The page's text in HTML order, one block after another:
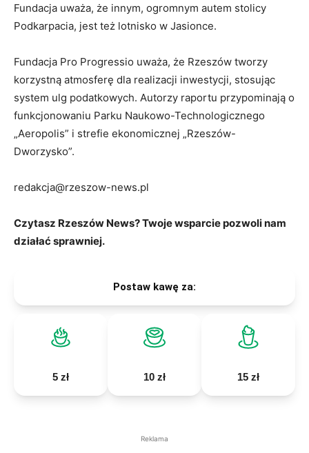
Fundacja uważa, że innym, ogromnym autem stolicy
Podkarpacia, jest też lotnisko w Jasionce.
Fundacja Pro Progressio uważa, że Rzeszów tworzy
korzystną atmosferę dla realizacji inwestycji, stosując
system ulg podatkowych. Autorzy raportu przypominają o
funkcjonowaniu Parku Naukowo-Technologicznego
„Aeropolis” i strefie ekonomicznej „Rzeszów-
Dworzysko”.
redakcja@rzeszow-news.pl
Czytasz Rzeszów News? Twoje wsparcie pozwoli nam
działać sprawniej.
Postaw kawę za:
5 zł 10 zł 15 zł
Reklama